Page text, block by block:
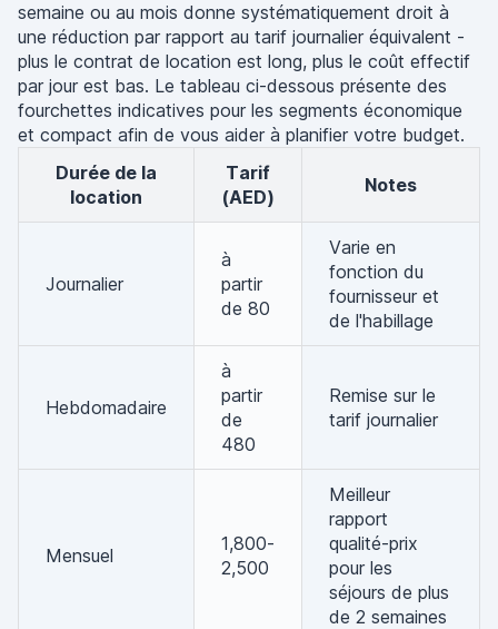
semaine ou au mois donne systématiquement droit à
une réduction par rapport au tarif journalier équivalent -
plus le contrat de location est long, plus le coût effectif
par jour est bas. Le tableau ci-dessous présente des
fourchettes indicatives pour les segments économique
et compact afin de vous aider à planifier votre budget.
Durée de la
location
Tarif
(AED)
Notes
Journalier
à
partir
de 80
Varie en
fonction du
fournisseur et
de l'habillage
Hebdomadaire
à
partir
de
480
Remise sur le
tarif journalier
Mensuel
1,800-
2,500
Meilleur
rapport
qualité-prix
pour les
séjours de plus
de 2 semaines